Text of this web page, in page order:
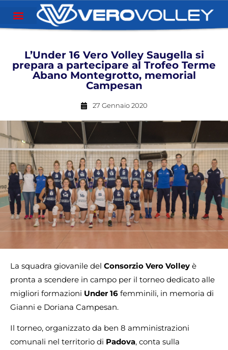
L’Under 16 Vero Volley Saugella si
prepara a partecipare al Trofeo Terme
Abano Montegrotto, memorial
Campesan
27 Gennaio 2020
La squadra giovanile del Consorzio Vero Volley è
pronta a scendere in campo per il torneo dedicato alle
migliori formazioni Under 16 femminili, in memoria di
Gianni e Doriana Campesan.
Il torneo, organizzato da ben 8 amministrazioni
comunali nel territorio di Padova, conta sulla